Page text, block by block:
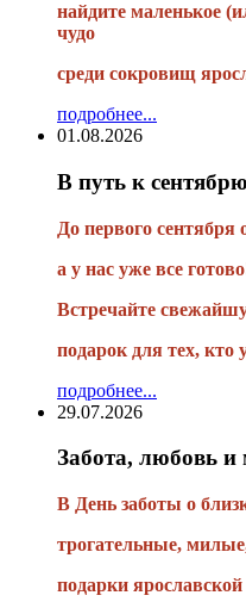
найдите маленькое
чудо
среди сокровищ
подробнее...
01.08.2026
В путь к
До первого сентября
а у нас уже все
Встречайте
подарок для тех, кто
подробнее...
29.07.2026
Забота, любовь и
В День заботы о
трогательные,
подарки